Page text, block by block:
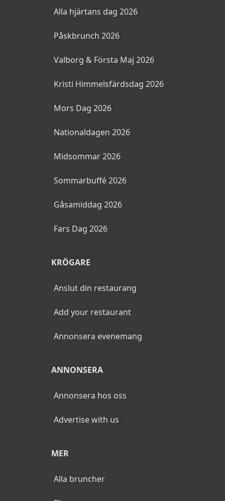
Alla hjärtans dag 2026
Påskbrunch 2026
Valborg & Första Maj 2026
Kristi Himmelsfärdsdag 2026
Mors Dag 2026
Nationaldagen 2026
Midsommar 2026
Sommarbuffé 2026
Gåsamiddag 2026
Fars Dag 2026
KRÖGARE
Anslut din restaurang
Add your restaurant
Annonsera evenemang
ANNONSERA
Annonsera hos oss
Advertise with us
MER
Alla bruncher